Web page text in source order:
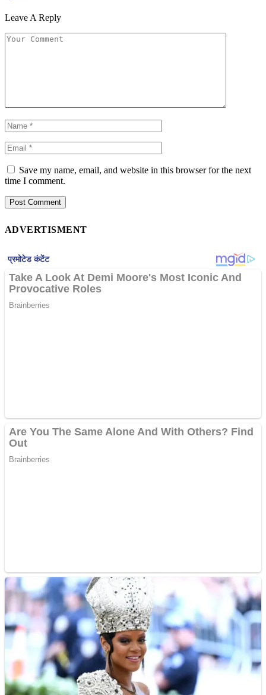
Leave A Reply
Save my name, email, and website in this browser for the next
time I comment.
ADVERTISMENT